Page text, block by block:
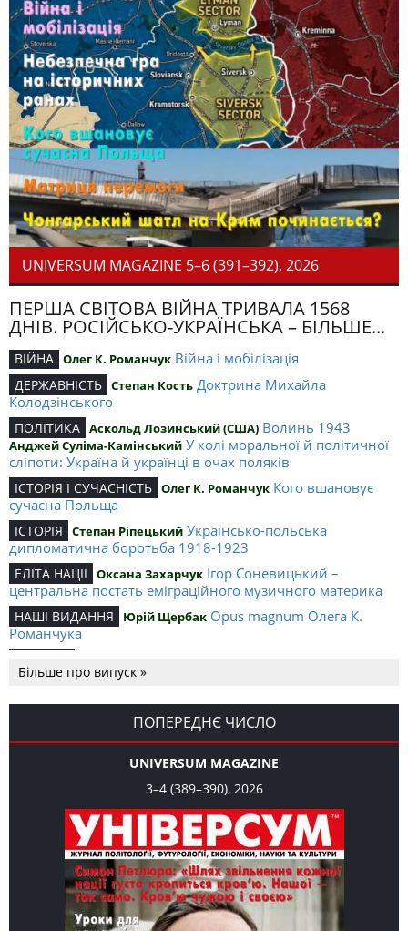
UNIVERSUM MAGAZINE 5–6 (391–392), 2026
ПЕРША СВІТОВА ВІЙНА ТРИВАЛА 1568
ДНІВ. РОСІЙСЬКО-УКРАЇНСЬКА – БІЛЬШЕ...
ВІЙНА Олег К. Романчук Війна і мобілізація
ДЕРЖАВНІСТЬ Степан Кость Доктрина Михайла
Колодзінського
ПОЛІТИКА Аскольд Лозинський (США) Волинь 1943
Анджей Суліма-Камінський У колі моральної й політичної
сліпоти: Україна й українці в очах поляків
ІСТОРІЯ І СУЧАСНІСТЬ Олег К. Романчук Кого вшановує
сучасна Польща
ІСТОРІЯ Степан Ріпецький Українсько-польська
дипломатична боротьба 1918-1923
ЕЛІТА НАЦІЇ Оксана Захарчук Ігор Соневицький –
центральна постать еміграційного музичного материка
НАШІ ВИДАННЯ Юрій Щербак Opus magnum Олега К.
Романчука
Романчука
СЛОВО РЕДАКЦІЙНЕ Олег К. Романчук Журавель і синиця
як уособлення української політстратегії й тактики
Більше про випуск »
ПОПЕРЕДНЄ ЧИСЛО
UNIVERSUM MAGAZINE
3–4 (389–390), 2026